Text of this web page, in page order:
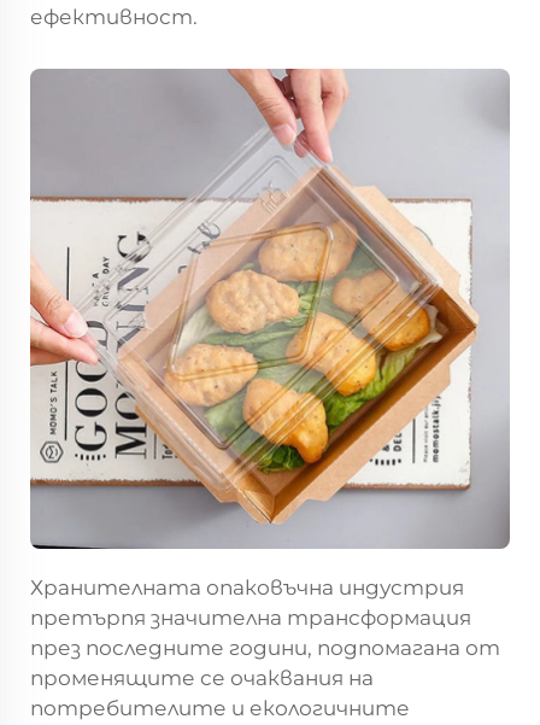
ефективност.
Хранителната опаковъчна индустрия
претърпя значителна трансформация
през последните години, подпомагана от
променящите се очаквания на
потребителите и екологичните